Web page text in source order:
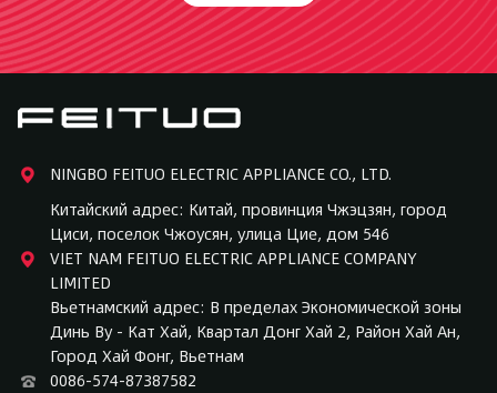
NINGBO FEITUO ELECTRIC APPLIANCE CO., LTD.
Китайский адрес: Китай, провинция Чжэцзян, город
Циси, поселок Чжоусян, улица Цие, дом 546
VIET NAM FEITUO ELECTRIC APPLIANCE COMPANY
LIMITED
Вьетнамский адрес: В пределах Экономической зоны
Динь Ву - Кат Хай, Квартал Донг Хай 2, Район Хай Ан,
Город Хай Фонг, Вьетнам
0086-574-87387582